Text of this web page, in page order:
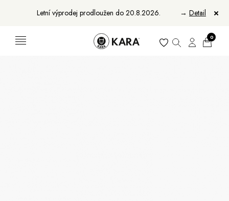
Letní výprodej prodloužen do 20.8.2026. → Detail
0